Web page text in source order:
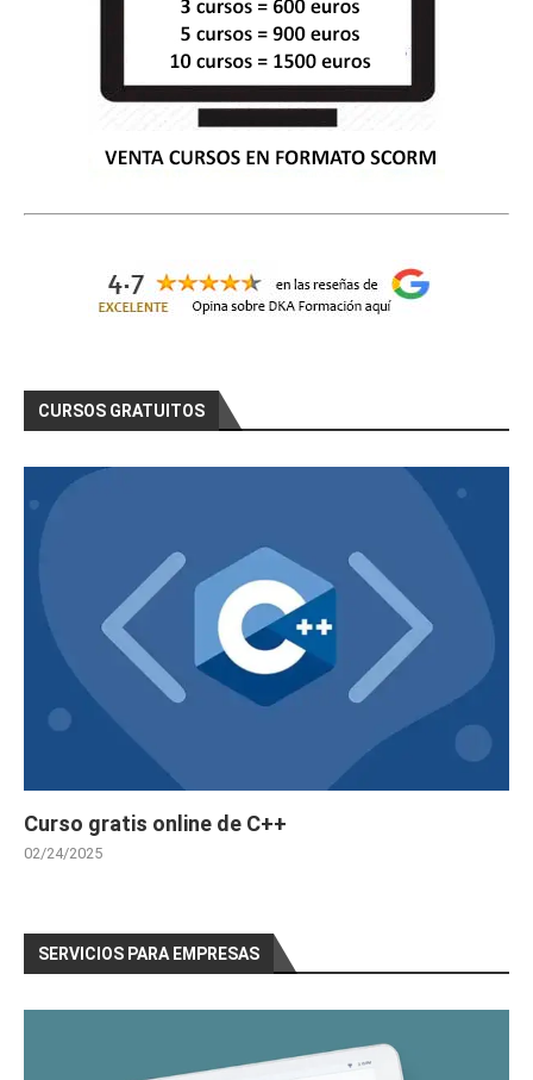
CURSOS GRATUITOS
Curso gratis online de C++
02/24/2025
SERVICIOS PARA EMPRESAS